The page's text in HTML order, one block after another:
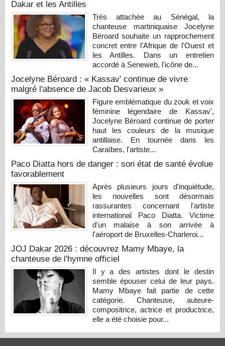
Dakar et les Antilles
Très attachée au Sénégal, la
chanteuse martiniquaise Jocelyne
Béroard souhaite un rapprochement
concret entre l'Afrique de l'Ouest et
les Antilles. Dans un entretien
accordé à Seneweb, l'icône de...
Jocelyne Béroard : « Kassav' continue de vivre
malgré l'absence de Jacob Desvarieux »
Figure emblématique du zouk et voix
féminine légendaire de Kassav',
Jocelyne Béroard continue de porter
haut les couleurs de la musique
antillaise. En tournée dans les
Caraïbes, l'artiste...
Paco Diatta hors de danger : son état de santé évolue
favorablement
Après plusieurs jours d'inquiétude,
les nouvelles sont désormais
rassurantes concernant l'artiste
international Paco Diatta. Victime
d'un malaise à son arrivée à
l'aéroport de Bruxelles-Charleroi...
JOJ Dakar 2026 : découvrez Mamy Mbaye, la
chanteuse de l'hymne officiel
Il y a des artistes dont le destin
semble épouser celui de leur pays.
Mamy Mbaye fait partie de cette
catégorie. Chanteuse, auteure-
compositrice, actrice et productrice,
elle a été choisie pour...